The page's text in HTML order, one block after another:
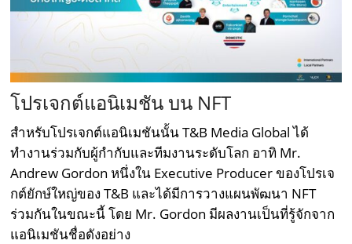
โปรเจกต์แอนิเมชัน บน NFT
สำหรับโปรเจกต์แอนิเมชันนั้น T&B Media Global ได้
ทำงานร่วมกับผู้กำกับและทีมงานระดับโลก อาทิ Mr.
Andrew Gordon หนึ่งใน Executive Producer ของโปรเจ
กต์ยักษ์ใหญ่ของ T&B และได้มีการวางแผนพัฒนา NFT
ร่วมกันในขณะนี้ โดย Mr. Gordon มีผลงานเป็นที่รู้จักจาก
แอนิเมชันชื่อดังอย่าง